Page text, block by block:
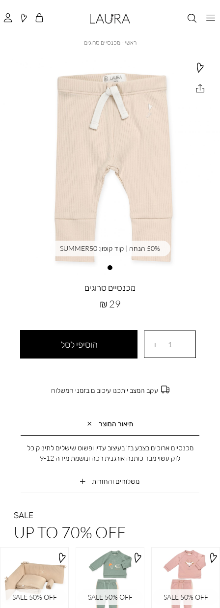
ראשי ראשי
מכנסיים סרוגים
מכנסיים סרוגים
מחיר
29 ₪
הוסיפי לסל
עקב המצב ייתכנו עיכובים בזמני המשלוח
תיאור המוצר
משלוחים והחזרות
מכנסיים ארוכים בצבע בז’ בעיצוב עדין ופשוט שישלים לתינוק כל
לוק עשוי מבד כותנה אורגנית רכה ונושמת מידה 9-12
50% הנחה | קוד קופון: SUMMER50
SALE
UP TO 70% OFF
SALE 50% OFF SALE 50% OFF SALE 50% OFF